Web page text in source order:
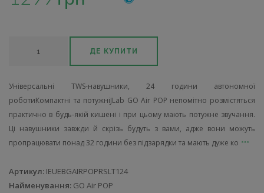
ДЕ КУПИТИ
Універсальні TWS-навушники, 24 години автономної
роботиКомпактні та потужніJLab GO Air POP непомітно розмістяться
практично в будь-якій кишені і при цьому мають потужне звучання.
Ці навушники завжди й скрізь будуть з вами, адже вони можуть
пропрацювати понад 32 години без підзарядки та мають дуже ко
Артикул: IEUEBGAIRPOPRSLT124
Найменування: GO Air POP